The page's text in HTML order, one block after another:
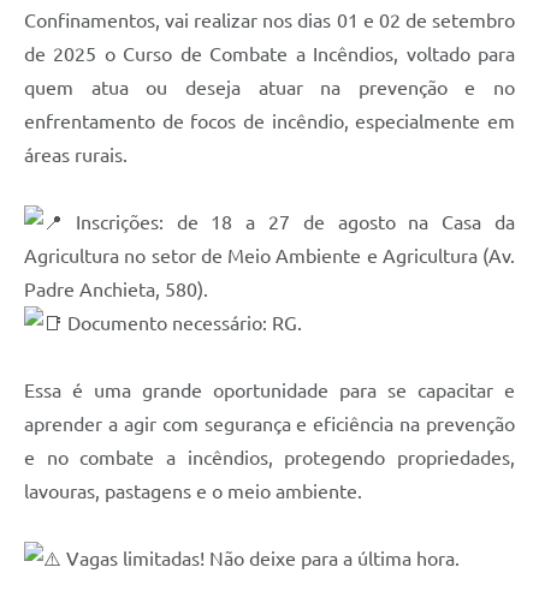
Confinamentos, vai realizar nos dias 01 e 02 de setembro
de 2025 o Curso de Combate a Incêndios, voltado para
quem atua ou deseja atuar na prevenção e no
enfrentamento de focos de incêndio, especialmente em
áreas rurais.
Inscrições: de 18 a 27 de agosto na Casa da
Agricultura no setor de Meio Ambiente e Agricultura (Av.
Padre Anchieta, 580).
Documento necessário: RG.
Essa é uma grande oportunidade para se capacitar e
aprender a agir com segurança e eficiência na prevenção
e no combate a incêndios, protegendo propriedades,
lavouras, pastagens e o meio ambiente.
Vagas limitadas! Não deixe para a última hora.